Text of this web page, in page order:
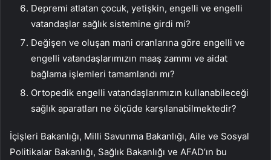
Depremi atlatan çocuk, yetişkin, engelli ve engelli
vatandaşlar sağlık sistemine girdi mi?
Değişen ve oluşan mani oranlarına göre engelli ve
engelli vatandaşlarımızın maaş zammı ve aidat
bağlama işlemleri tamamlandı mı?
Ortopedik engelli vatandaşlarımızın kullanabileceği
sağlık aparatları ne ölçüde karşılanabilmektedir?
İçişleri Bakanlığı, Milli Savunma Bakanlığı, Aile ve Sosyal
Politikalar Bakanlığı, Sağlık Bakanlığı ve AFAD’ın bu